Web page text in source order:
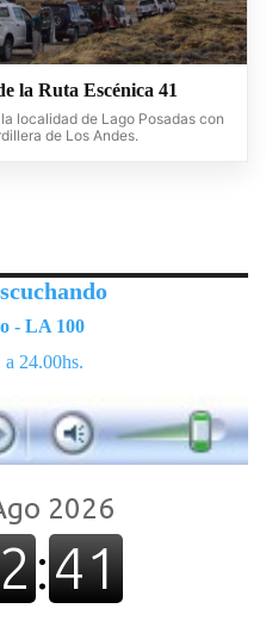
la Ruta Escénica 41
localidad de Lago Posadas con
de Los Andes.
- LA 100
a 24.00hs.